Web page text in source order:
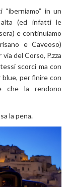
in un
(ed infatti le
e continuiamo
e Caveoso)
del Corso, P.zza
scorci ma con
blue, per finire con
che la rendono
la pena.